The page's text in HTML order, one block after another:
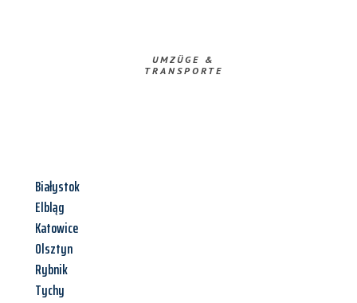
UMZÜGE &
TRANSPORTE
Białystok
Elbląg
Katowice
Olsztyn
Rybnik
Tychy